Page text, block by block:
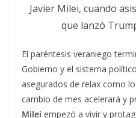
Javier Milei, cuando
que lanzó
El paréntesis veraniego
Gobierno y el sistema
asegurados de relax como
cambio de mes acelerará y
Milei empezó a vivir y